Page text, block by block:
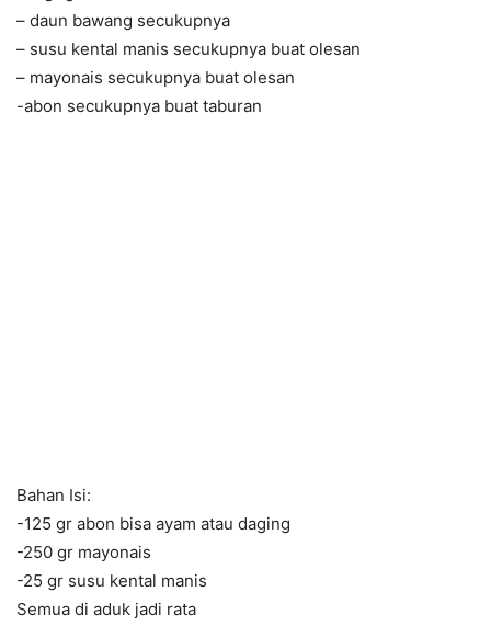
– daun bawang secukupnya
– susu kental manis secukupnya buat olesan
– mayonais secukupnya buat olesan
-abon secukupnya buat taburan
Bahan Isi:
-125 gr abon bisa ayam atau daging
-250 gr mayonais
-25 gr susu kental manis
Semua di aduk jadi rata